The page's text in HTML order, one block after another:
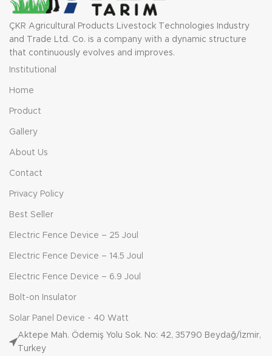
ÇKR Agricultural Products Livestock Technologies Industry
and Trade Ltd. Co. is a company with a dynamic structure
that continuously evolves and improves.
Institutional
Home
Product
Gallery
About Us
Contact
Privacy Policy
Best Seller
Electric Fence Device – 25 Joul
Electric Fence Device – 14.5 Joul
Electric Fence Device – 6.9 Joul
Bolt-on Insulator
Solar Panel Device - 40 Watt
Aktepe Mah. Ödemiş Yolu Sok. No: 42, 35790 Beydağ/İzmir,
Turkey